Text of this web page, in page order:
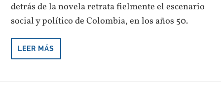
detrás de la novela retrata fielmente el escenario
social y político de Colombia, en los años 50.
LEER MÁS